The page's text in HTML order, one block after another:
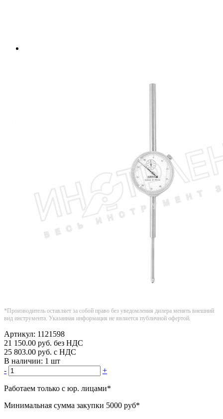
*Производитель оставляет за собой право без уведомления дилера менять внешний
вид инструмента. Указанная информация не является публичной офертой.
Артикул: 1121598
21 150.00 руб. без НДС
25 803.00 руб. с НДС
В наличии: 1 шт
-
+
Работаем только с юр. лицами*
Минимальная сумма закупки 5000 руб*